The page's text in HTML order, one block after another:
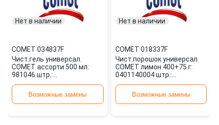
Нет в наличии
COMET·034837F
Чист.гель универсал.
COMET ассорти 500 мл:
981046 штр.:
Возможные замены
Нет в наличии
COMET·018337F
Чист.порошок универсал.
COMET лимон 400+75 г:
0401140004 штр.:
Возможные замены